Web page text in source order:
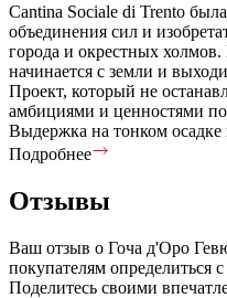
Cantina Sociale di Trento
объединения сил и
города и окрестных
начинается с земли и
Проект, который не
амбициями и ценностями
Выдержка на тонком осадке
Подробнее
Отзывы
Ваш отзыв о Гоча д'Оро
покупателям определиться
Поделитесь своими